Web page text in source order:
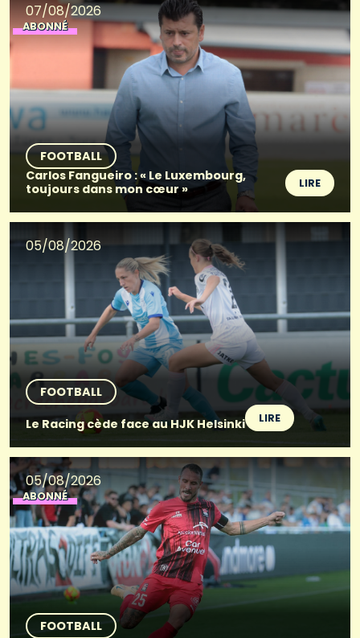
07/08/2026
ABONNÉ
FOOTBALL
Carlos Fangueiro : « Le Luxembourg,
toujours dans mon cœur »
LIRE
05/08/2026
FOOTBALL
Le Racing cède face au HJK Helsinki
LIRE
05/08/2026
ABONNÉ
FOOTBALL